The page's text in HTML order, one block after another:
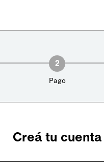
2
Pago
Creá tu cuenta